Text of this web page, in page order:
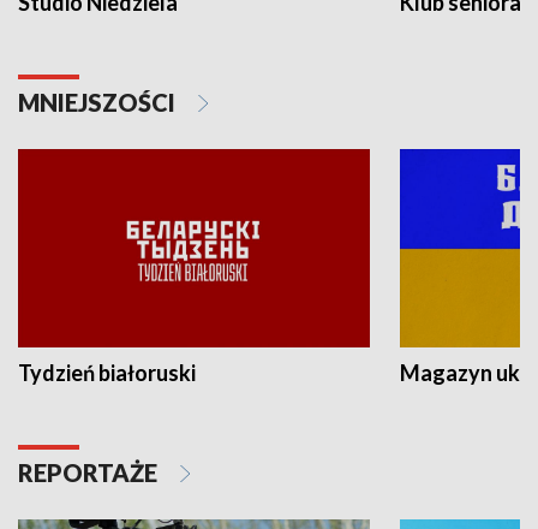
MNIEJSZOŚCI
Tydzień białoruski Magazyn
REPORTAŻE